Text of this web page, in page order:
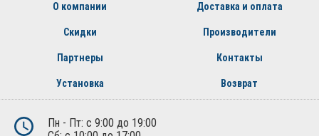
О компании Доставка и оплата
Скидки Производители
Партнеры Контакты
Установка Возврат
Пн - Пт: с 9:00 до 19:00